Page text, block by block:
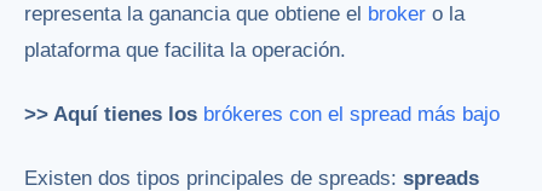
representa la ganancia que obtiene el broker o la
plataforma que facilita la operación.
>> Aquí tienes los brókeres con el spread más bajo
Existen dos tipos principales de spreads: spreads